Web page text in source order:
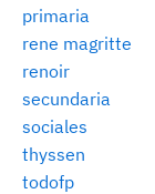
primaria
rene magritte
renoir
secundaria
sociales
thyssen
todofp